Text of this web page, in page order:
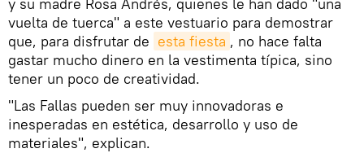
vuelta de tuerca" a este vestuario para demostrar
que, para disfrutar de esta fiesta , no hace falta
gastar mucho dinero en la vestimenta típica, sino
tener un poco de creatividad.
"Las Fallas pueden ser muy innovadoras e
inesperadas en estética, desarrollo y uso de
materiales", explican.